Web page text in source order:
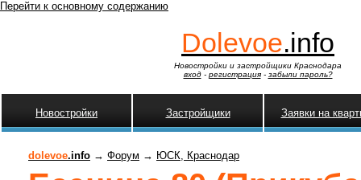
Перейти к основному содержанию
Dolevoe.info
Новостройки и застройщики Краснодара
вход- регистрация- забыли пароль?
Новостройки Застройщики Заявки на
dolevoe.info → Форум → ЮСК, Краснодар